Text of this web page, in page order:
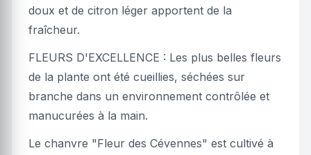
doux et de citron léger apportent de la
fraîcheur.
FLEURS D'EXCELLENCE : Les plus belles fleurs
de la plante ont été cueillies, séchées sur
branche dans un environnement contrôlée et
manucurées à la main.
Le chanvre "Fleur des Cévennes" est cultivé à